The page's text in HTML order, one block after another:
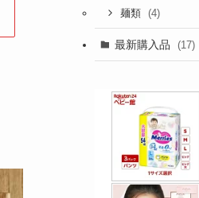
麺類 (4)
最新購入品 (17)